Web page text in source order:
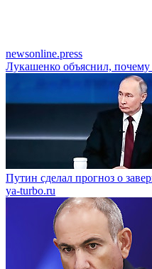
newsonline.press
Лукашенко объяснил,
Путин сделал прогноз о
ya-turbo.ru